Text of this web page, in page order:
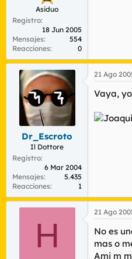
Asiduo
Registro
18 Jun 2005
Mensajes
554
Reacciones
0
Dr_Escroto
Il Dottore
Registro
6 Mar 2004
Mensajes
5.435
Reacciones
1
21 Ago
Vaya,
H
21 Ago
No es
mas o
Ami m